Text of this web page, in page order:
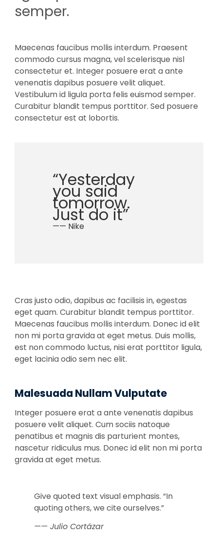
semper.
Maecenas faucibus mollis interdum. Praesent
commodo cursus magna, vel scelerisque nisl
consectetur et. Integer posuere erat a ante
venenatis dapibus posuere velit aliquet.
Vestibulum id ligula porta felis euismod semper.
Curabitur blandit tempus porttitor. Sed posuere
consectetur est at lobortis.
“Yesterday
you said
tomorrow.
Just do it”
—— Nike
Cras justo odio, dapibus ac facilisis in, egestas
eget quam. Curabitur blandit tempus porttitor.
Maecenas faucibus mollis interdum. Donec id elit
non mi porta gravida at eget metus. Duis mollis,
est non commodo luctus, nisi erat porttitor ligula,
eget lacinia odio sem nec elit.
Malesuada Nullam Vulputate
Integer posuere erat a ante venenatis dapibus
posuere velit aliquet. Cum sociis natoque
penatibus et magnis dis parturient montes,
nascetur ridiculus mus. Donec id elit non mi porta
gravida at eget metus.
Give quoted text visual emphasis. “In
quoting others, we cite ourselves.”
—— Julio Cortázar